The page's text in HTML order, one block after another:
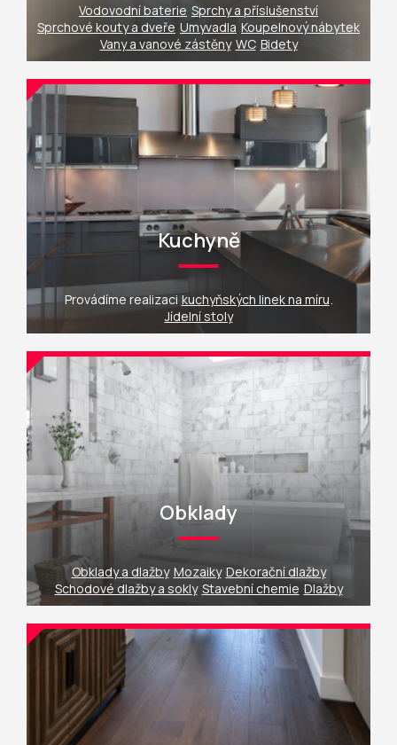
Vodovodní baterie Sprchy a příslušenství
Sprchové kouty a dveře Umyvadla Koupelnový nábytek
Vany a vanové zástěny WC Bidety
Kuchyně
Provádíme realizaci kuchyňských linek na míru.
Jídelní stoly
Obklady
Obklady a dlažby Mozaiky Dekorační dlažby
Schodové dlažby a sokly Stavební chemie Dlažby